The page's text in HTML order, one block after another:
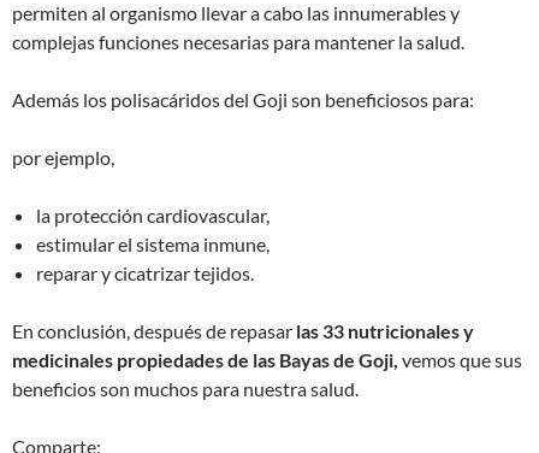
permiten al organismo llevar a cabo las innumerables y
complejas funciones necesarias para mantener la salud.
Además los polisacáridos del Goji son beneficiosos para:
por ejemplo,
la protección cardiovascular,
estimular el sistema inmune,
reparar y cicatrizar tejidos.
En conclusión, después de repasar las 33 nutricionales y
medicinales propiedades de las Bayas de Goji, vemos que sus
beneficios son muchos para nuestra salud.
Comparte: